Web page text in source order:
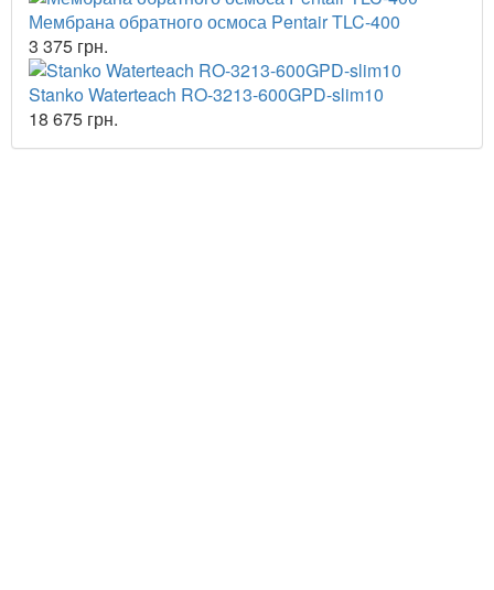
Мембрана обратного осмоса Pentair TLC-400
3 375 грн.
Stanko Waterteach RO-3213-600GPD-slim10
18 675 грн.